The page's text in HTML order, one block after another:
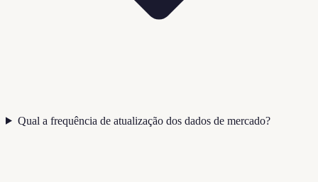
Qual a frequência de atualização dos dados de mercado?